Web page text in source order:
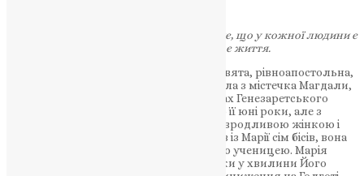
Приклад святої Марії Магдалини показує, що у кожної людини є
можливість змінити своє життя.
Марія Магдалина, Марія Маґдалина – свята, рівноапостольна,
мироносиця. Марія Магдалина походила з містечка Магдали,
що колись було розташоване на берегах Генезаретського
озера. В Євангелії нічого не сказано про її юні роки, але з
передання довідуємося, що була вона вродливою жінкою і
жила грішно. Після того, як Ісус вигнав із Марії сім бісів, вона
змінила своє життя – стала Його вірною ученицею. Марія
Магдалина була вірна Христові не тільки у хвилини Його